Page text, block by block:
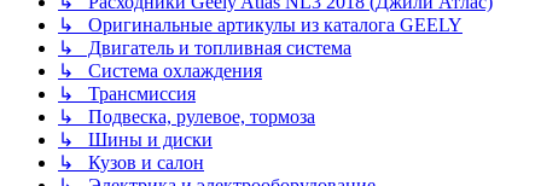
↳ Оригинальные артикулы из каталога GEELY
↳ Двигатель и топливная система
↳ Система охлаждения
↳ Трансмиссия
↳ Подвеска, рулевое, тормоза
↳ Шины и диски
↳ Кузов и салон